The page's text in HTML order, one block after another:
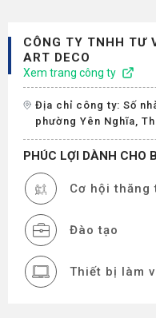
CÔNG TY TNHH TƯ
ART DECO
Xem trang công ty
Địa chỉ công ty: Số
phường Yên Nghĩa,
PHÚC LỢI DÀNH CHO
Cơ hội thăng
Đào tạo
Thiết bị làm